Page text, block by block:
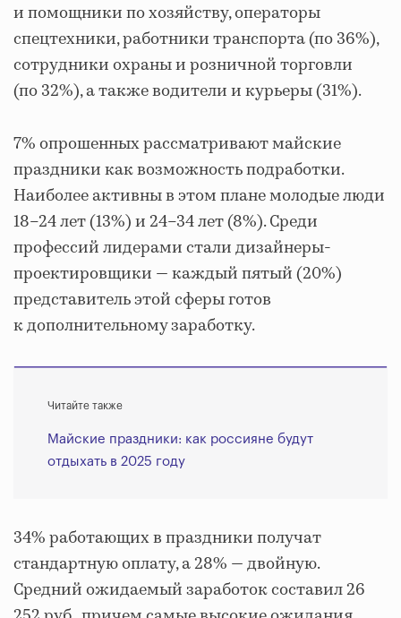
и помощники по хозяйству, операторы
спецтехники, работники транспорта (по 36%),
сотрудники охраны и розничной торговли
(по 32%), а также водители и курьеры (31%).
7% опрошенных рассматривают майские
праздники как возможность подработки.
Наиболее активны в этом плане молодые люди
18–24 лет (13%) и 24–34 лет (8%). Среди
профессий лидерами стали дизайнеры-
проектировщики — каждый пятый (20%)
представитель этой сферы готов
к дополнительному заработку.
Читайте также
Майские праздники: как россияне будут
отдыхать в 2025 году
34% работающих в праздники получат
стандартную оплату, а 28% — двойную.
Средний ожидаемый заработок составил 26